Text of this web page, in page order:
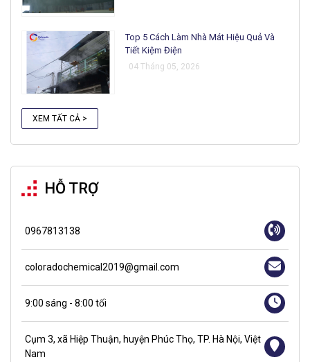
Top 5 Cách Làm Nhà Mát Hiệu Quả Và
Tiết Kiệm Điện
04 Tháng 05, 2026
XEM TẤT CẢ >
HỖ TRỢ
0967813138
coloradochemical2019@gmail.com
9:00 sáng - 8:00 tối
Cụm 3, xã Hiệp Thuận, huyện Phúc Thọ, TP. Hà Nội, Việt
Nam